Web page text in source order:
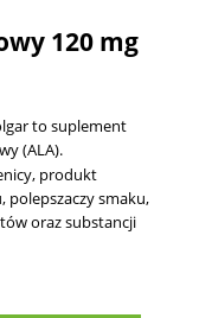
120 mg
to suplement
(ALA).
produkt
polepszaczy smaku,
oraz substancji